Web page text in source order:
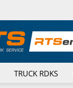
TRUCK RDKS